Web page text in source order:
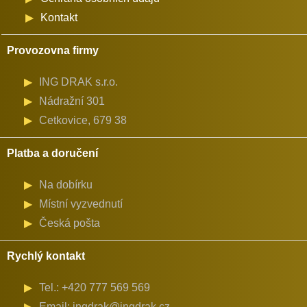
Kontakt
Provozovna firmy
ING DRAK s.r.o.
Nádražní 301
Cetkovice, 679 38
Platba a doručení
Na dobírku
Místní vyzvednutí
Česká pošta
Rychlý kontakt
Tel.: +420 777 569 569